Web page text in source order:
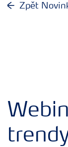
Dokumenty
Zpět